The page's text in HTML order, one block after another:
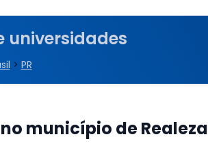
universidades
> PR
município de Realeza